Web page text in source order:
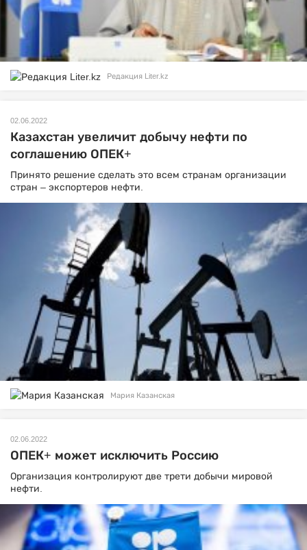
Редакция Liter.kz
02.06.2022
Казахстан увеличит добычу нефти по
соглашению ОПЕК+
Принято решение сделать это всем странам организации
стран – экспортеров нефти.
Мария Казанская
02.06.2022
ОПЕК+ может исключить Россию
Организация контролируют две трети добычи мировой
нефти.